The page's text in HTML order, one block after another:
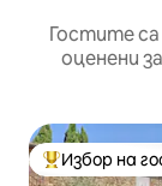
Гостите са
оценени
Най-Избор на